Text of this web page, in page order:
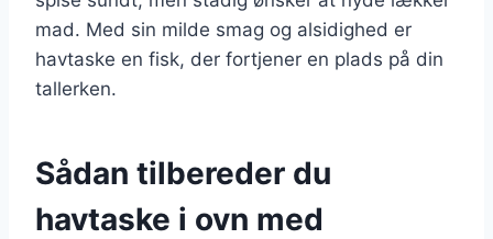
mad. Med sin milde smag og alsidighed er
havtaske en fisk, der fortjener en plads på din
tallerken.
Sådan tilbereder du
havtaske i ovn med